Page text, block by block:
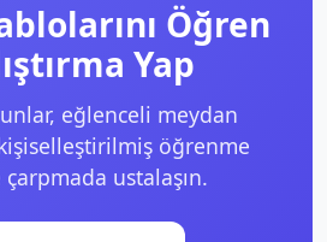
Öğren
Yap
eğlenceli meydan
öğrenme
ustalaşın.